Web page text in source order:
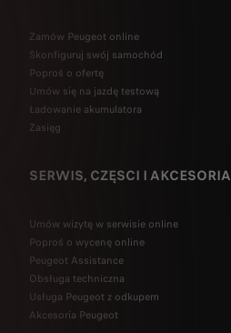
Zamów Peugeot online
Skonfiguruj swój samochód
Poproś o ofertę
Umów się na jazdę testową
Ładowanie akumulatora
Zasięg
SERWIS, CZĘSCI I AKCESORIA
Umów wizytę w serwisie online
Poproś o wycenę online
Peugeot Assistance
Obsługa techniczna
Usługa Peugeot z odkupem
Akcesoria Peugeot